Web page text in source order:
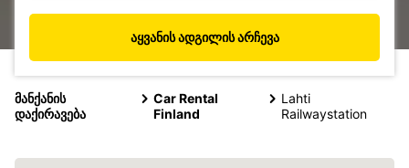
აყვანის ადგილის არჩევა
მანქანის
დაქირავება
Car Rental
Finland
Lahti
Railwaystation